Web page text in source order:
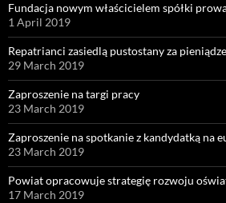
Fundacja nowym właścicielem spółki
1 April 2019
Repatrianci zasiedlą pustostany za
29 March 2019
Zaproszenie na targi pracy
23 March 2019
Zaproszenie na spotkanie z kandydatką na
23 March 2019
Powiat opracowuje strategię rozwoju
17 March 2019